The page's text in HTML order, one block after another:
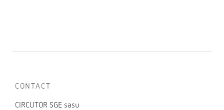
CONTACT
CIRCUTOR SGE sasu